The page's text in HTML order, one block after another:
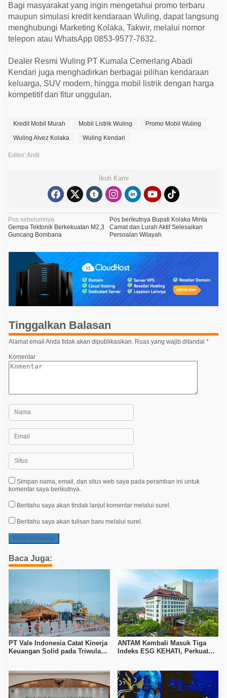
Bagi masyarakat yang ingin mengetahui promo terbaru
maupun simulasi kredit kendaraan Wuling, dapat langsung
menghubungi Marketing Kolaka, Takwir, melalui nomor
telepon atau WhatsApp 0853-9577-7632.
Dealer Resmi Wuling PT Kumala Cemerlang Abadi
Kendari juga menghadirkan berbagai pilihan kendaraan
keluarga, SUV modern, hingga mobil listrik dengan harga
kompetitif dan fitur unggulan.
Kredit Mobil Murah Mobil Listrik Wuling
Promo Mobil Wuling
Wuling Alvez Kolaka
Wuling Kendari
Editor: Andi
Ikuti Kami
N
a
v
p
o
s
Pos sebelumnya
Gempa Tektonik Berkekuatan M2,3
Guncang Bombana
Pos berikutnyaBupati Kolaka Minta
Camat dan Lurah Aktif Selesaikan
Persoalan Wilayah
Tinggalkan Balasan
Alamat email Anda tidak akan dipublikasikan. Ruas yang wajib ditandai *
Komentar
Simpan nama, email, dan situs web saya pada peramban ini untuk
komentar saya berikutnya.
Beritahu saya akan tindak lanjut komentar melalui surel.
Beritahu saya akan tulisan baru melalui surel.
Baca Juga:
PT Vale Indonesia Catat Kinerja
Keuangan Solid pada Triwulan
ANTAM Kembali Masuk Tiga
Indeks ESG KEHATI, Perkuat